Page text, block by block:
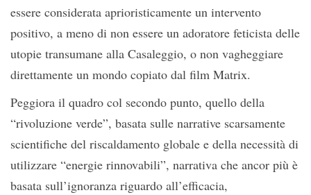
essere considerata aprioristicamente un intervento
positivo, a meno di non essere un adoratore feticista delle
utopie transumane alla Casaleggio, o non vagheggiare
direttamente un mondo copiato dal film Matrix.
Peggiora il quadro col secondo punto, quello della
“rivoluzione verde”, basata sulle narrative scarsamente
scientifiche del riscaldamento globale e della necessità di
utilizzare “energie rinnovabili”, narrativa che ancor più è
basata sull’ignoranza riguardo all’efficacia,